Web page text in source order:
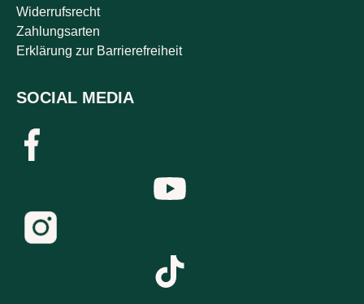
Widerrufsrecht
Zahlungsarten
Erklärung zur Barrierefreiheit
SOCIAL MEDIA